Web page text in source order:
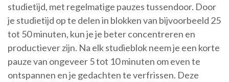
studietijd, met regelmatige pauzes tussendoor. Door
je studietijd op te delen in blokken van bijvoorbeeld 25
tot 50 minuten, kun je je beter concentreren en
productiever zijn. Na elk studieblok neem je een korte
pauze van ongeveer 5 tot 10 minuten om even te
ontspannen en je gedachten te verfrissen. Deze